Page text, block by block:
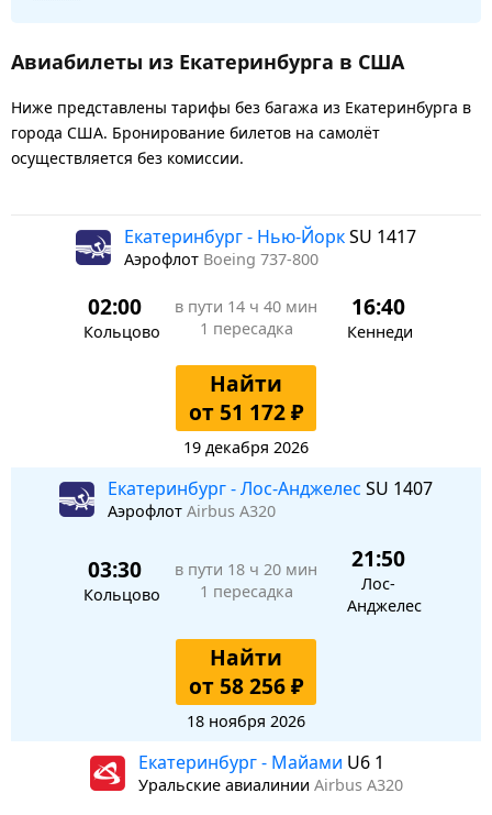
Авиабилеты из Екатеринбурга в США
Ниже представлены тарифы без багажа из Екатеринбурга в
города США. Бронирование билетов на самолёт
осуществляется без комиссии.
Екатеринбург - Нью-ЙоркSU 1417
Аэрофлот Boeing 737-800
02:00
Кольцово
в пути 14 ч 40 мин
1 пересадка
16:40
Кеннеди
Найти
от 51 172 ₽
19 декабря 2026
Екатеринбург - Лос-Анджелес SU 1407
Аэрофлот Airbus A320
03:30
Кольцово
в пути 18 ч 20 мин
1 пересадка
21:50
Лос-
Анджелес
Найти
от 58 256 ₽
18 ноября 2026
Екатеринбург - Майами U6 1
Уральские авиалинии Airbus A320